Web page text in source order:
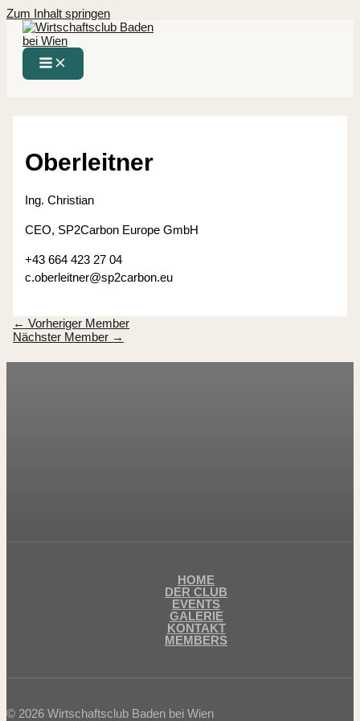
Zum Inhalt springen
Oberleitner
Ing. Christian
CEO, SP2Carbon Europe GmbH
+43 664 423 27 04
c.oberleitner@sp2carbon.eu
← Vorheriger Member
Nächster Member →
HOME
DER CLUB
EVENTS
GALERIE
KONTAKT
MEMBERS
© 2026 Wirtschaftsclub Baden bei Wien